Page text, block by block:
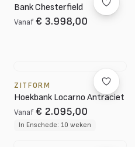
Bank Chesterfield
Vanaf € 3.998,00
ZITFORM
Hoekbank Locarno Antraciet
Vanaf € 2.095,00
In Enschede: 10 weken